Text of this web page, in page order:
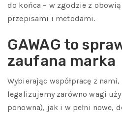
do końca – w zgodzie z
przepisami i metodami.
GAWAG to
zaufana marka
Wybierając współpracę z
legalizujemy zarówno wagi
ponowna), jak i w pełni nowe,